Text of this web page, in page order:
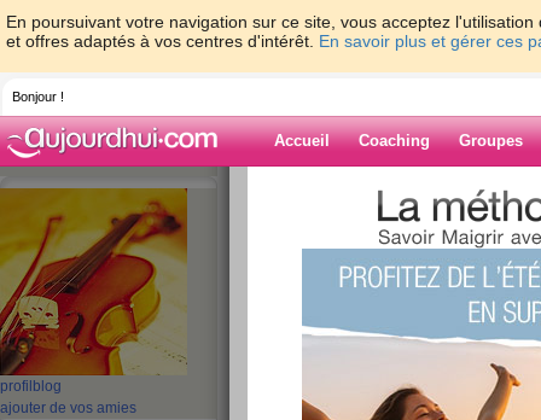
En poursuivant votre navigation sur ce site, vous acceptez
et offres adaptés à vos centres d'intérêt. En savoir plus et gérer ces
Bonjour !
Accueil Coaching Groupes
profil blog
ajouter de vos amies
> > je suis
Blog de jumaclo
je suis ravie